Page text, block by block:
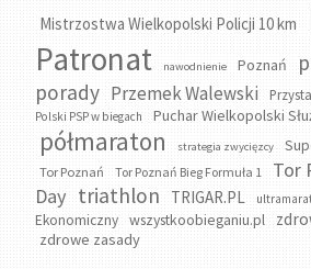
Mistrzostwa Wielkopolski Policji 10 km
Patronat
nawodnienie Poznań
porady Przemek Walewski
Polski PSP w biegach
Puchar Wielkopolski
półmaraton strategia zwycięzcy
Tor Poznań Tor Poznań Bieg Formuła 1
Tor
Day triathlon TRIGAR.PL
Ekonomiczny
wszystkoobieganiu.pl
zdrowe zasady